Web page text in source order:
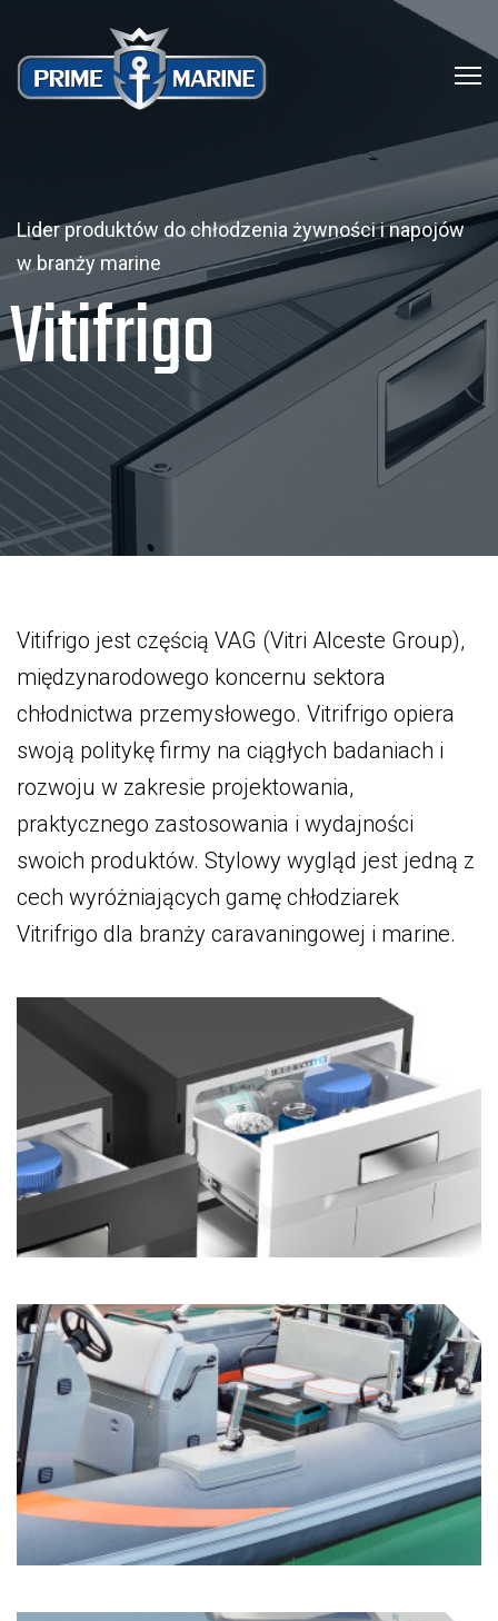
Lider produktów do chłodzenia żywności i napojów
w branży marine
Vitifrigo
Vitifrigo jest częścią VAG (Vitri Alceste Group),
międzynarodowego koncernu sektora
chłodnictwa przemysłowego. Vitrifrigo opiera
swoją politykę firmy na ciągłych badaniach i
rozwoju w zakresie projektowania,
praktycznego zastosowania i wydajności
swoich produktów. Stylowy wygląd jest jedną z
cech wyróżniających gamę chłodziarek
Vitrifrigo dla branży caravaningowej i marine.